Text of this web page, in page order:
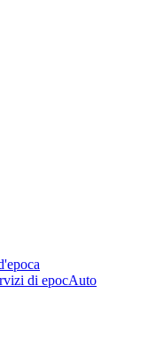
di epocAuto